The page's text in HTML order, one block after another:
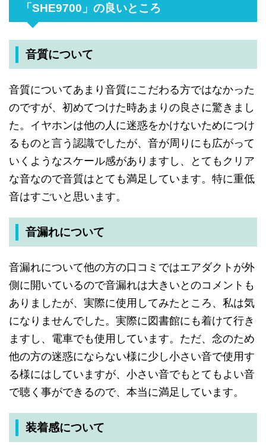
「SHE9700」の良いところ
音質について
音質についてあまり 音質にこだわる方ではなかった
のですが、 初めてつけた時あまりの良さに驚きまし
た。 イヤホンは他の人に迷惑をかけないためにつけ
る ものと 言う 認識でしたが、 音が周りにも広がって
いく ようなスケール感がありますし 、 とても クリア
な音なので音質は とても満足しています。 特に重低
音はすごいと 思います。
音漏れについて
音漏れについて他の方の口コミではエアダクトが外
側に開いているので音漏れは大きいとのコメントも
ありましたが、 実際に使用してみた ところ 、 私は気
になりませんでした。 実際に 図書館にも着けて行き
ますし 、 電車でも使用しています。 ただ、 念のため
他の方の迷惑にならない様に少し小さい音で使用す
る様には していますが、 小さい音でも とても よい音
で聴く 事ができるので、 本当に満足しています。
装着感について